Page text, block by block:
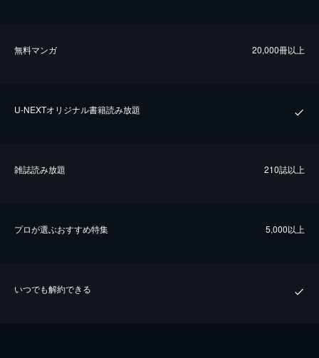
無料マンガ 20,000冊以上
U-NEXTオリジナル書籍読み放題
雑誌読み放題 210誌以上
プロが選ぶおすすめ特集 5,000以上
いつでも解約できる